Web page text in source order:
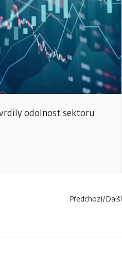
odolnost sektoru
Předchozí/Další